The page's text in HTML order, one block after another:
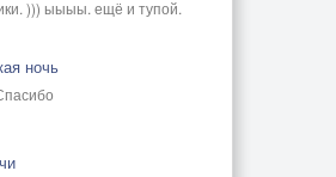
))) ыыыы. ещё и тупой.
ночь